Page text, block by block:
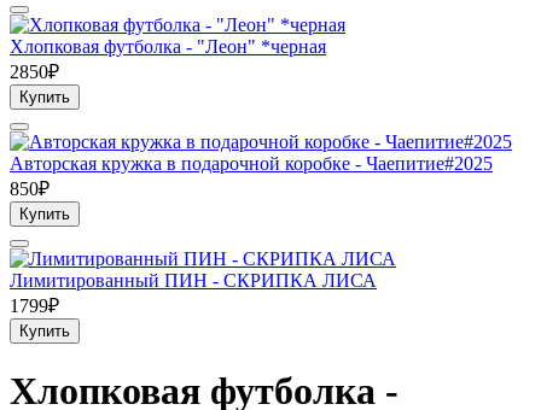
Хлопковая футболка - "Леон" *черная
2850₽
Купить
Авторская кружка в подарочной коробке - Чаепитие#2025
850₽
Купить
Лимитированный ПИН - СКРИПКА ЛИСА
1799₽
Купить
Хлопковая футболка -